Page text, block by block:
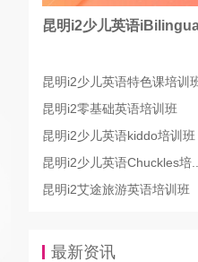
昆明i2少儿英语
昆明i2少儿英语特色课培训
昆明i2零基础英语培训班
昆明i2少儿英语kiddo培训班
昆明i2少儿英语​Chuckles培...
昆明i2艾途旅游英语培训班
最新资讯